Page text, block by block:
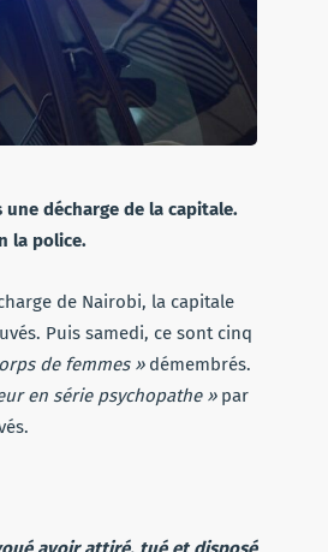
décharge de la capitale.
la police.
de Nairobi, la capitale
Puis samedi, ce sont cinq
de femmes »démembrés.
en série psychopathe »par